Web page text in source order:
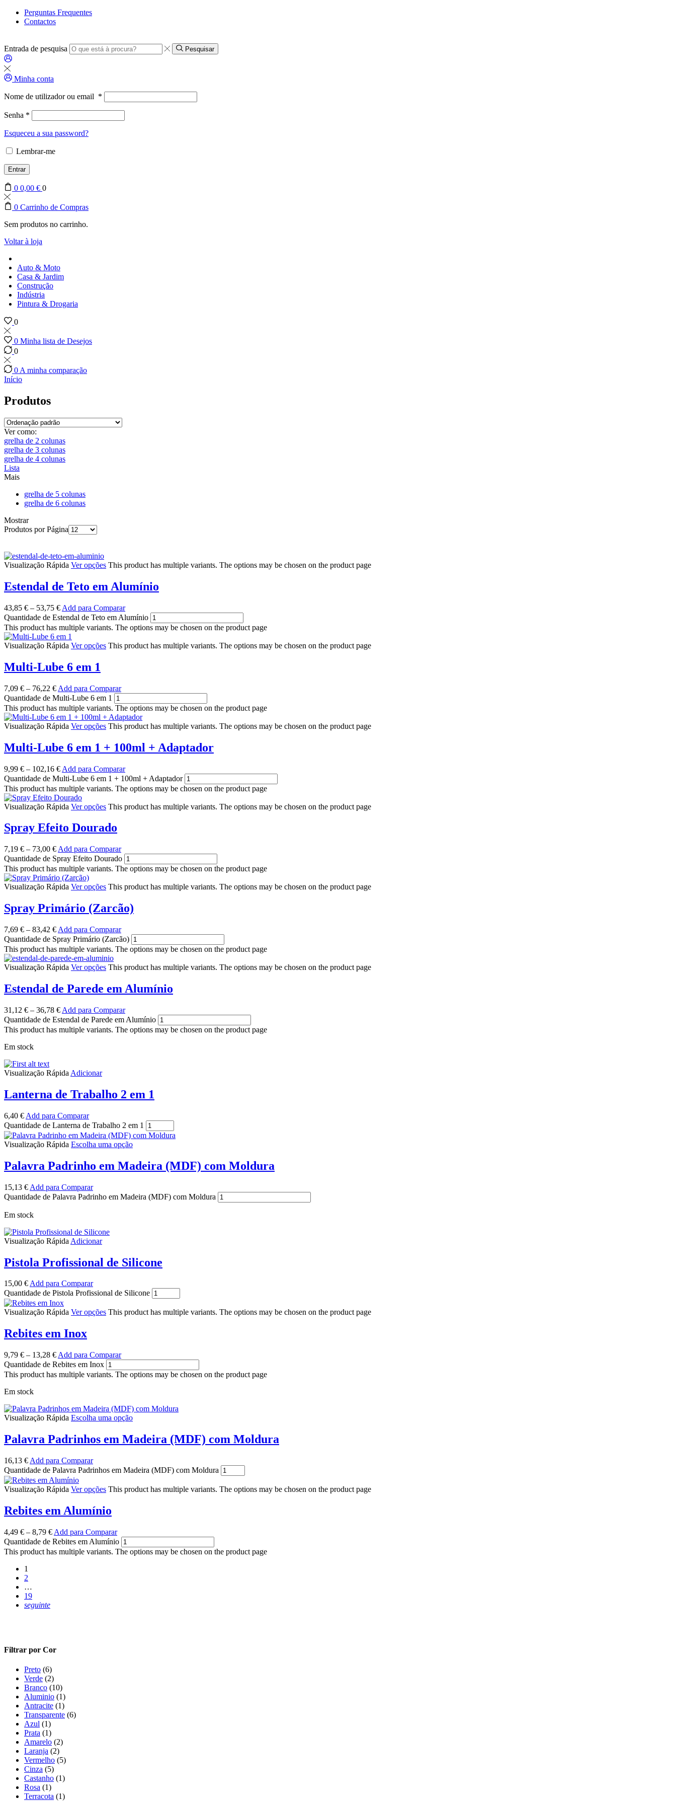
Perguntas Frequentes
Contactos
Entrada de pesquisa Pesquisar
Minha conta
Nome de utilizador ou email *
Senha *
Esqueceu a sua password?
Lembrar-me
Entrar
0 0,00 € 0
0 Carrinho de Compras
Sem produtos no carrinho.
Voltar à loja
Auto & Moto
Casa & Jardim
Construção
Indústria
Pintura & Drogaria
0
0 Minha lista de Desejos
0
0 A minha comparação
Início
Produtos
Ver como:
grelha de 2 colunas
grelha de 3 colunas
grelha de 4 colunas
Lista
Mais
grelha de 5 colunas
grelha de 6 colunas
Mostrar
Produtos por Página
Visualização Rápida Ver opções This product has multiple variants. The options may be chosen on the product page
Estendal de Teto em Alumínio
43,85 € – 53,75 € Add para Comparar
Quantidade de Estendal de Teto em Alumínio
This product has multiple variants. The options may be chosen on the product page
Visualização Rápida Ver opções This product has multiple variants. The options may be chosen on the product page
Multi-Lube 6 em 1
7,09 € – 76,22 € Add para Comparar
Quantidade de Multi-Lube 6 em 1
This product has multiple variants. The options may be chosen on the product page
Visualização Rápida Ver opções This product has multiple variants. The options may be chosen on the product page
Multi-Lube 6 em 1 + 100ml + Adaptador
9,99 € – 102,16 € Add para Comparar
Quantidade de Multi-Lube 6 em 1 + 100ml + Adaptador
This product has multiple variants. The options may be chosen on the product page
Visualização Rápida Ver opções This product has multiple variants. The options may be chosen on the product page
Spray Efeito Dourado
7,19 € – 73,00 € Add para Comparar
Quantidade de Spray Efeito Dourado
This product has multiple variants. The options may be chosen on the product page
Visualização Rápida Ver opções This product has multiple variants. The options may be chosen on the product page
Spray Primário (Zarcão)
7,69 € – 83,42 € Add para Comparar
Quantidade de Spray Primário (Zarcão)
This product has multiple variants. The options may be chosen on the product page
Visualização Rápida Ver opções This product has multiple variants. The options may be chosen on the product page
Estendal de Parede em Alumínio
31,12 € – 36,78 € Add para Comparar
Quantidade de Estendal de Parede em Alumínio
This product has multiple variants. The options may be chosen on the product page
Em stock
Visualização Rápida Adicionar
Lanterna de Trabalho 2 em 1
6,40 € Add para Comparar
Quantidade de Lanterna de Trabalho 2 em 1
Visualização Rápida Escolha uma opção
Palavra Padrinho em Madeira (MDF) com Moldura
15,13 € Add para Comparar
Quantidade de Palavra Padrinho em Madeira (MDF) com Moldura
Em stock
Visualização Rápida Adicionar
Pistola Profissional de Silicone
15,00 €Add para Comparar
Quantidade de Pistola Profissional de Silicone
Visualização Rápida Ver opções This product has multiple variants. The options may be chosen on the product page
Rebites em Inox
9,79 € – 13,28 € Add para Comparar
Quantidade de Rebites em Inox
This product has multiple variants. The options may be chosen on the product page
Em stock
Visualização Rápida Escolha uma opção
Palavra Padrinhos em Madeira (MDF) com Moldura
16,13 € Add para Comparar
Quantidade de Palavra Padrinhos em Madeira (MDF) com Moldura
Visualização Rápida Ver opções This product has multiple variants. The options may be chosen on the product page
Rebites em Alumínio
4,49 € – 8,79 € Add para Comparar
Quantidade de Rebites em Alumínio
This product has multiple variants. The options may be chosen on the product page
1
2
…
19
seguinte
Filtrar por Cor
Preto (6)
Verde (2)
Branco (10)
Aluminio (1)
Antracite (1)
Transparente (6)
Azul (1)
Prata (1)
Amarelo (2)
Laranja (2)
Vermelho (5)
Cinza (5)
Castanho (1)
Rosa (1)
Terracota (1)